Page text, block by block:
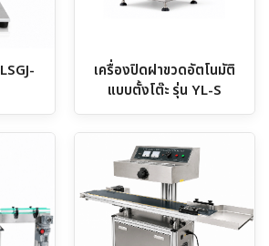
เครื่องปิดฝาขวดอัตโนมัติ
แบบตั้งโต๊ะ รุ่น YL-S